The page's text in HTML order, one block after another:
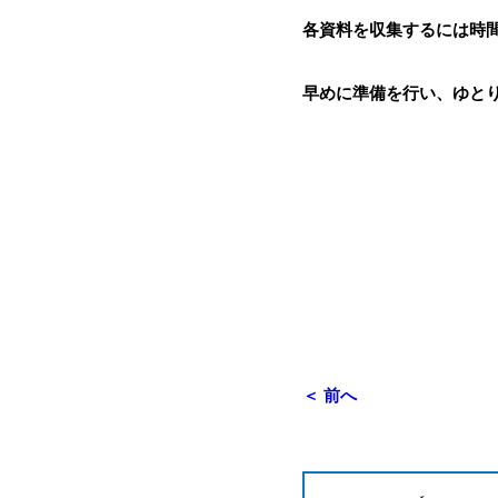
各資料を収集するには時
早めに準備を行い、ゆと
＜ 前へ